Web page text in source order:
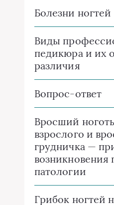
Болезни ногтей
Виды
педикюра и их
различия
Вопрос-ответ
Вросший
взрослого и
грудничка —
возникновения
патологии
Грибок ногтей